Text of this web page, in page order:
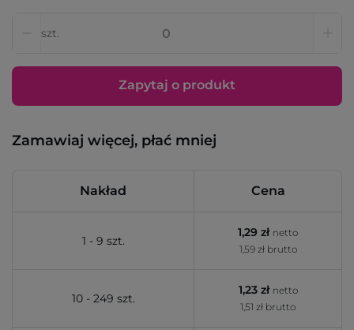
szt.
Zapytaj o produkt
Zamawiaj więcej, płać mniej
Nakład Cena
1 - 9 szt.
1,29 zł netto
1,59 zł brutto
10 - 249 szt.
1,23 zł netto
1,51 zł brutto